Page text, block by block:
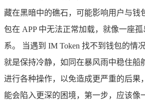
藏在黑暗中的礁石，可能影响用户与钱
包在 APP 中无法正常加载，就像一座
系。 当遇到 IM Token 找不到钱包的情
就是保持冷静，如同在暴风雨中稳住船
进行各种操作，以免造成更严重的后果
能会陷入更深的困境，第一步，应该像